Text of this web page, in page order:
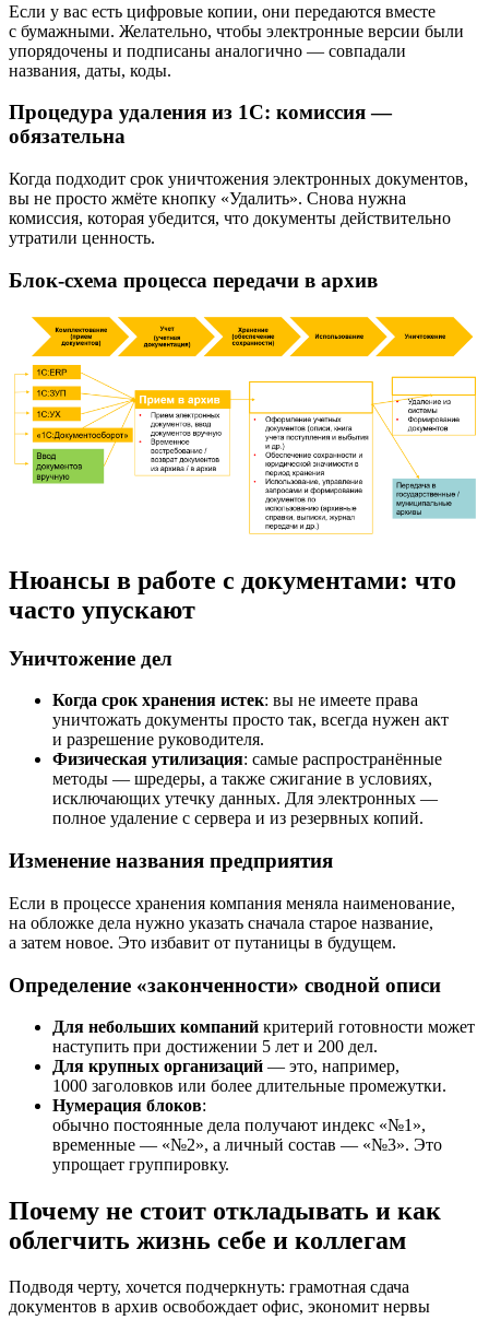
Если у вас есть цифровые копии, они передаются вместе
с бумажными. Желательно, чтобы электронные версии были
упорядочены и подписаны аналогично — совпадали
названия, даты, коды.
Процедура удаления из 1С: комиссия —
обязательна
Когда подходит срок уничтожения электронных документов,
вы не просто жмёте кнопку «Удалить». Снова нужна
комиссия, которая убедится, что документы действительно
утратили ценность.
Блок-схема процесса передачи в архив
Нюансы в работе с документами: что
часто упускают
Уничтожение дел
Когда срок хранения истек: вы не имеете права
уничтожать документы просто так, всегда нужен акт
и разрешение руководителя.
Физическая утилизация: самые распространённые
методы — шредеры, а также сжигание в условиях,
исключающих утечку данных. Для электронных —
полное удаление с сервера и из резервных копий.
Изменение названия предприятия
Если в процессе хранения компания меняла наименование,
на обложке дела нужно указать сначала старое название,
а затем новое. Это избавит от путаницы в будущем.
Определение «законченности» сводной описи
Для небольших компаний критерий готовности может
наступить при достижении 5 лет и 200 дел.
Для крупных организаций — это, например,
1000 заголовков или более длительные промежутки.
Нумерация блоков:
обычно постоянные дела получают индекс «№1»,
временные — «№2», а личный состав — «№3». Это
упрощает группировку.
Почему не стоит откладывать и как
облегчить жизнь себе и коллегам
Подводя черту, хочется подчеркнуть: грамотная сдача
документов в архив освобождает офис, экономит нервы